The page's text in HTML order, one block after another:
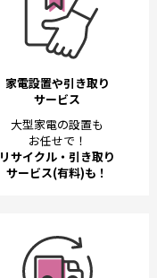
家電設置や引き取り
サービス
大型家電の設置も
お任せで！
リサイクル・引き取り
サービス(有料)も！